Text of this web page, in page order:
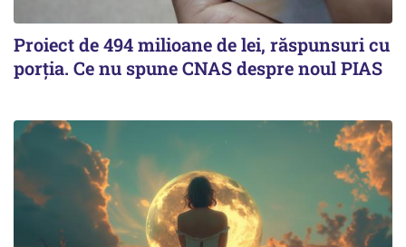
Proiect de 494 milioane de lei, răspunsuri cu
porția. Ce nu spune CNAS despre noul PIAS